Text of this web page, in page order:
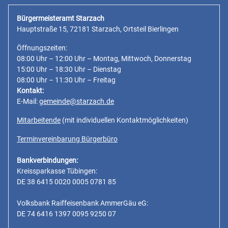
Bürgermeisteramt Starzach
Hauptstraße 15, 72181 Starzach, Ortsteil Bierlingen
Öffnungszeiten:
08:00 Uhr – 12:00 Uhr – Montag, Mittwoch, Donnerstag
15:00 Uhr – 18:30 Uhr – Dienstag
08:00 Uhr – 11:30 Uhr – Freitag
Kontakt:
E-Mail:gemeinde@starzach.de
Mitarbeitende (mit individuellen Kontaktmöglichkeiten)
Terminvereinbarung Bürgerbüro
Bankverbindungen:
Kreissparkasse Tübingen:
DE 38 6415 0020 0005 0781 85
Volksbank Raiffeisenbank AmmerGäu eG:
DE 74 6416 1397 0095 9250 07